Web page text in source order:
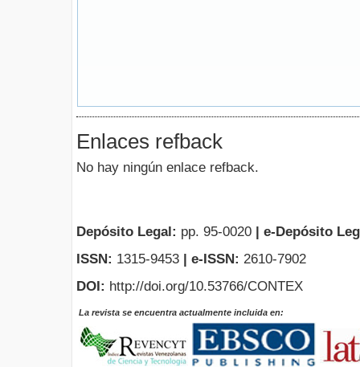
Enlaces refback
No hay ningún enlace refback.
Depósito Legal: pp. 95-0020 | e-Depósito
ISSN: 1315-9453 | e-ISSN: 2610-7902
DOI: http://doi.org/10.53766/CONTEX
La revista se encuentra actualmente incluida en: